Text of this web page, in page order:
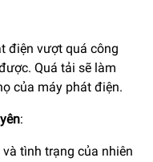
điện vượt quá công
Quá tải sẽ làm
của máy phát điện.
:
tình trạng của nhiên